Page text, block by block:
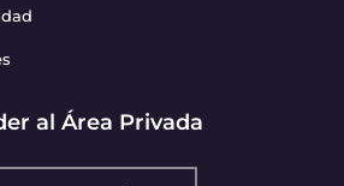
al Área Privada